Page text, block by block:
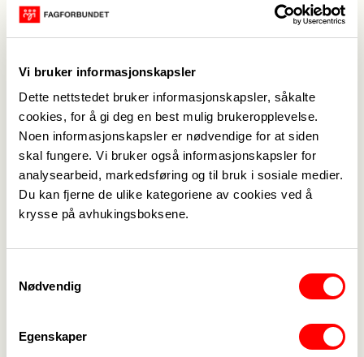
Vi bruker informasjonskapsler
Dette nettstedet bruker informasjonskapsler, såkalte
cookies, for å gi deg en best mulig brukeropplevelse.
Noen informasjonskapsler er nødvendige for at siden
skal fungere. Vi bruker også informasjonskapsler for
analysearbeid, markedsføring og til bruk i sosiale medier.
Du kan fjerne de ulike kategoriene av cookies ved å
krysse på avhukingsboksene.
Nødvendig
Egenskaper
han får brukt mye av sin egen erfaring og kan skilte
til et godt liv etter en lang oppvekst som har gitt
Kursavgift:GRATIS FOR MEDLEMMER I
FAGFORBUNDET(ta gjerne med en
venn/kollega)
Kr. 400,- kontonr 9011.05.13096 Gjelder for dem
som ikke er medlemmer
PÅMELDINGSFRIST: 12.09.2025